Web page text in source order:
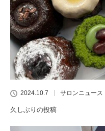
2024.10.7 サロンニュース
久しぶりの投稿